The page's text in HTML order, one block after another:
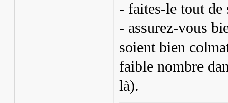
- faites-le tout de
- assurez-vous
soient bien
faible nombre
là).